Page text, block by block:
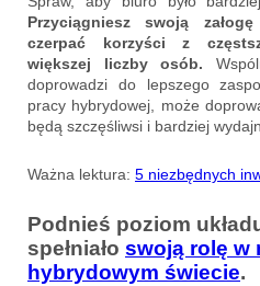
Przyciągniesz swoją
czerpać korzyści z
większej liczby osób.
doprowadzi do lepszego
pracy hybrydowej, może
będą szczęśliwsi i bardziej
Ważna lektura: 5 niezbędnych
Podnieś poziom
spełniało swoją rolę w
hybrydowym świecie.